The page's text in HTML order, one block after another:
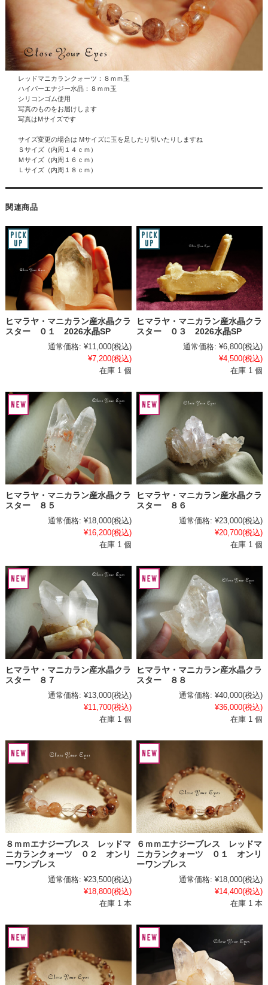
レッドマニカランクォーツ：８ｍｍ玉
ハイパーエナジー水晶 ：８ｍｍ玉
シリコンゴム使用
写真のものをお届けします
写真はMサイズです
サイズ変更の場合は Mサイズに玉を足したり引いたりしますね
Ｓサイズ（内周１４ｃｍ）
Ｍサイズ（内周１６ｃｍ）
Ｌサイズ（内周１８ｃｍ）
関連商品
ヒマラヤ・マニカラン産水晶クラ
スター ０１ 2026水晶SP
通常価格: ¥11,000(税込)
¥7,200(税込)
在庫 1 個
ヒマラヤ・マニカラン産水晶クラ
スター ０３ 2026水晶SP
通常価格: ¥6,800(税込)
¥4,500(税込)
在庫 1 個
ヒマラヤ・マニカラン産水晶クラ
スター ８５
通常価格: ¥18,000(税込)
¥16,200(税込)
在庫 1 個
ヒマラヤ・マニカラン産水晶クラ
スター ８６
通常価格: ¥23,000(税込)
¥20,700(税込)
在庫 1 個
ヒマラヤ・マニカラン産水晶クラ
スター ８７
通常価格: ¥13,000(税込)
¥11,700(税込)
在庫 1 個
ヒマラヤ・マニカラン産水晶クラ
スター ８８
通常価格: ¥40,000(税込)
¥36,000(税込)
在庫 1 個
８ｍｍエナジーブレス レッドマ
ニカランクォーツ ０２ オンリ
ーワンブレス
通常価格: ¥23,500(税込)
¥18,800(税込)
在庫 1 本
６ｍｍエナジーブレス レッドマ
ニカランクォーツ ０１ オンリ
ーワンブレス
通常価格: ¥18,000(税込)
¥14,400(税込)
在庫 1 本